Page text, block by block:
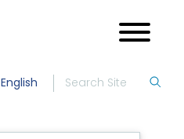
English